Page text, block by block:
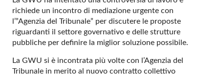
richiede un incontro di mediazione urgente con
l’”Agenzia del Tribunale” per discutere le proposte
riguardanti il settore governativo e delle strutture
pubbliche per definire la miglior soluzione possibile.
La GWU si è incontrata più volte con l’Agenzia del
Tribunale in merito al nuovo contratto collettivo